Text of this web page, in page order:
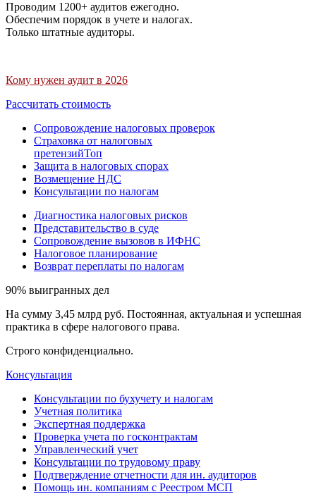
Проводим 1200+ аудитов ежегодно.
Обеспечим порядок в учете и налогах.
Только штатные аудиторы.
Кому нужен аудит в 2026
Рассчитать стоимость
Сопровождение налоговых проверок
Страховка от налоговых
претензийТоп
Защита в налоговых спорах
Возмещение НДС
Консультации по налогам
Диагностика налоговых рисков
Представительство в суде
Сопровождение вызовов в ИФНС
Налоговое планирование
Возврат переплаты по налогам
90% выигранных дел
На сумму 3,45 млрд руб. Постоянная, актуальная и успешная
практика в сфере налогового права.
Строго конфиденциально.
Консультация
Консультации по бухучету и налогам
Учетная политика
Экспертная поддержка
Проверка учета по госконтрактам
Управленческий учет
Консультации по трудовому праву
Подтверждение отчетности для ин. аудиторов
Помощь ин. компаниям с Реестром МСП